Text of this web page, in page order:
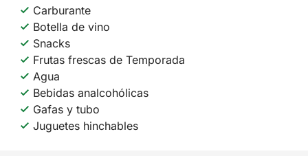
Carburante
Botella de vino
Snacks
Frutas frescas de Temporada
Agua
Bebidas analcohólicas
Gafas y tubo
Juguetes hinchables